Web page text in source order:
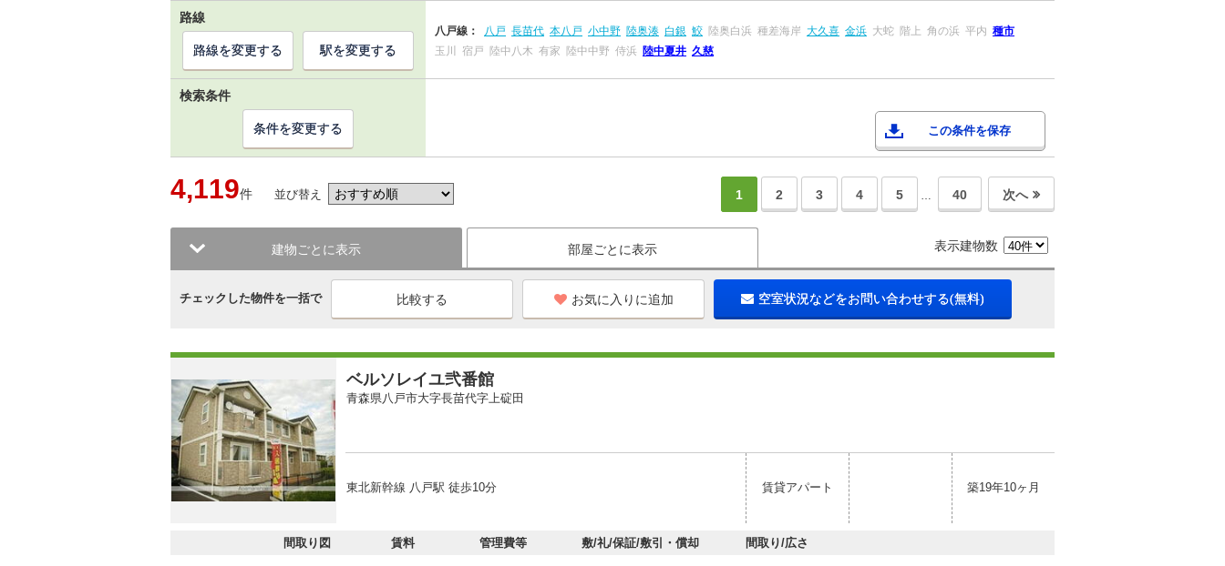
路線
八戸線： 八戸 長苗代 本八戸 小中野 陸奥湊 白銀 鮫 陸奥白浜 種差海岸 大久喜 金浜 大蛇 階上 角の浜 平内 種市
玉川
宿戸 陸中八木 有家 陸中中野 侍浜 陸中夏井 久慈
路線を変更する 駅を変更する
検索条件
この条件を保存
条件を変更する
4,119件 並び替え 1 2 3 4 5 … 40 次へ
建物ごとに表示 部屋ごとに表示 表示建物数
チェックした物件を一括で お気に入りに追加 空室状況などをお問い合わせする(無料)
ベルソレイユ弐番館
青森県八戸市大字長苗代字上碇田
東北新幹線 八戸駅 徒歩10分 賃貸アパート 築19年10ヶ月
間取り図 賃料 管理費等 敷/礼/保証/敷引・償却 間取り/広さ